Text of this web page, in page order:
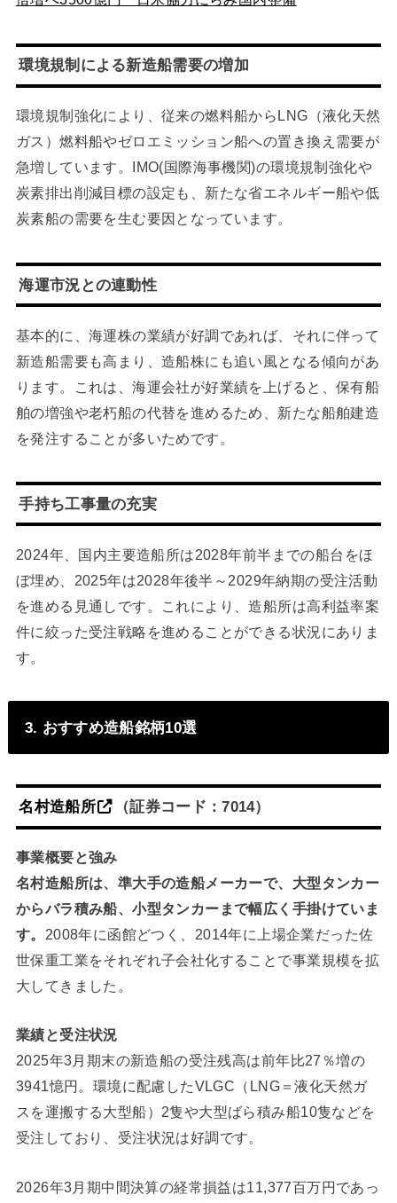
環境規制による新造船需要の増加
環境規制強化により、従来の燃料船からLNG（液化天然
ガス）燃料船やゼロエミッション船への置き換え需要が
急増しています。IMO(国際海事機関)の環境規制強化や
炭素排出削減目標の設定も、新たな省エネルギー船や低
炭素船の需要を生む要因となっています。
海運市況との連動性
基本的に、海運株の業績が好調であれば、それに伴って
新造船需要も高まり、造船株にも追い風となる傾向があ
ります。これは、海運会社が好業績を上げると、保有船
舶の増強や老朽船の代替を進めるため、新たな船舶建造
を発注することが多いためです。
手持ち工事量の充実
2024年、国内主要造船所は2028年前半までの船台をほ
ぼ埋め、2025年は2028年後半～2029年納期の受注活動
を進める見通しです。これにより、造船所は高利益率案
件に絞った受注戦略を進めることができる状況にありま
す。
3. おすすめ造船銘柄10選
名村造船所 （証券コード：7014）
事業概要と強み
名村造船所は、準大手の造船メーカーで、大型タンカー
からバラ積み船、小型タンカーまで幅広く手掛けていま
す。 2008年に函館どつく、2014年に上場企業だった佐
世保重工業をそれぞれ子会社化することで事業規模を拡
大してきました。
業績と受注状況
2025年3月期末の新造船の受注残高は前年比27％増の
3941憶円。環境に配慮したVLGC（LNG＝液化天然ガ
スを運搬する大型船）2隻や大型ばら積み船10隻などを
受注しており、受注状況は好調です。
2026年3月期中間決算の経常損益は11,377百万円であっ